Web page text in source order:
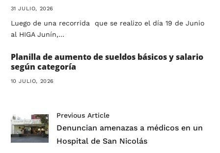
31 JULIO, 2026
Luego de una recorrida que se realizo el día 19 de Junio
al HIGA Junín,…
Planilla de aumento de sueldos básicos y salario
según categoría
10 JULIO, 2026
Previous Article
Denuncian amenazas a médicos en un
Hospital de San Nicolás